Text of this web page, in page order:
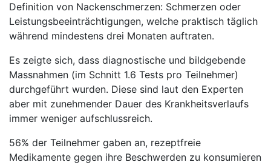
Definition von Nackenschmerzen: Schmerzen oder
Leistungsbeeinträchtigungen, welche praktisch täglich
während mindestens drei Monaten auftraten.
Es zeigte sich, dass diagnostische und bildgebende
Massnahmen (im Schnitt 1.6 Tests pro Teilnehmer)
durchgeführt wurden. Diese sind laut den Experten
aber mit zunehmender Dauer des Krankheitsverlaufs
immer weniger aufschlussreich.
56% der Teilnehmer gaben an, rezeptfreie
Medikamente gegen ihre Beschwerden zu konsumieren